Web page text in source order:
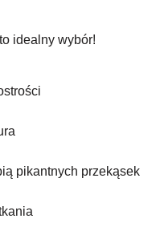
idealny wybór!
pikantnych przekąsek